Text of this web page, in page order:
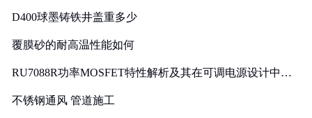
D400球墨铸铁井盖重多少
覆膜砂的耐高温性能如何
RU7088R功率MOSFET特性解析及其在可调电源设计中的
不锈钢通风 管道施工